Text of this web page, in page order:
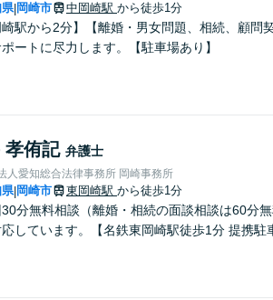
|岡崎市 中岡崎駅 から徒歩1分
崎駅から2分】【離婚・男女問題、相続、顧
ートに尽力します。【駐車場あり】
孝侑記 弁護士
人愛知総合法律事務所 岡崎事務所
|岡崎市 東岡崎駅 から徒歩1分
30分無料相談（離婚・相続の面談相談は60分
しています。【名鉄東岡崎駅徒歩1分 提携駐